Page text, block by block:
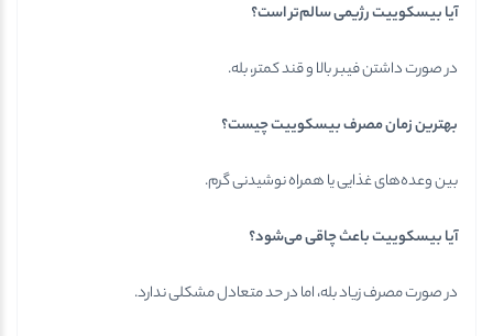
آیا بیسکوییت رژیمی سالم‌تر است؟
در صورت داشتن فیبر بالا و قند کمتر، بله.
بهترین زمان مصرف بیسکوییت چیست؟
بین وعده‌های غذایی یا همراه نوشیدنی گرم.
آیا بیسکوییت باعث چاقی می‌شود؟
در صورت مصرف زیاد بله، اما در حد متعادل مشکلی ندارد.